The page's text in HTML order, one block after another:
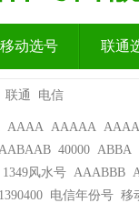
移动选号 联通
联通 电信
AAAA AAAAA
40000 ABBA
1349风水号 AAABBB
1390400 电信年份号 移